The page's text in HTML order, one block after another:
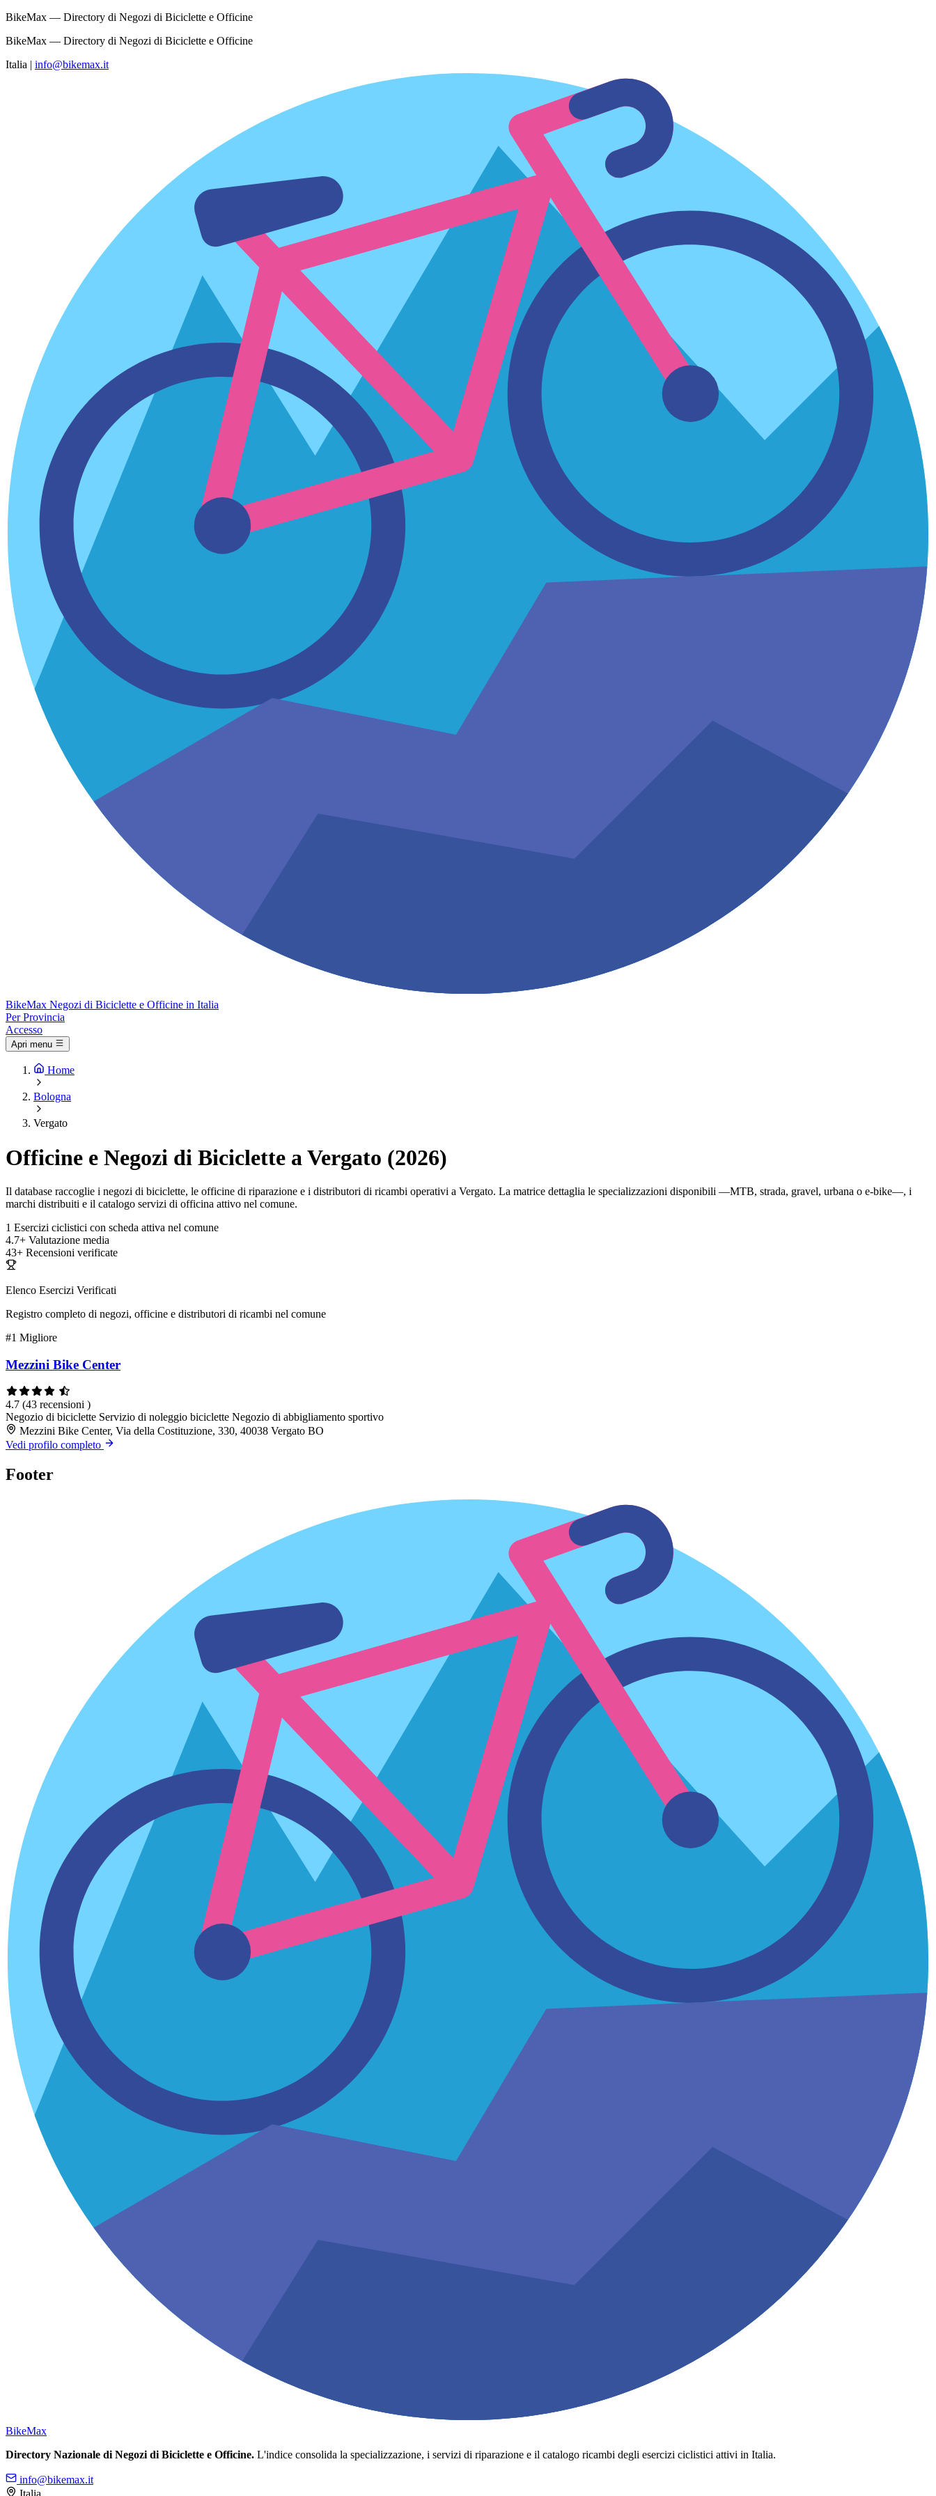
BikeMax — Directory di Negozi di Biciclette e Officine
BikeMax — Directory di Negozi di Biciclette e Officine
Italia | info@bikemax.it
BikeMax Negozi di Biciclette e Officine in Italia
Per Provincia
Accesso
Apri menu
Home
Bologna
Vergato
Officine e Negozi di Biciclette a Vergato (2026)
Il database raccoglie i negozi di biciclette, le officine di riparazione e i distributori di ricambi operativi a Vergato. La matrice dettaglia le specializzazioni disponibili —MTB, strada, gravel, urbana o e-bike—, i
marchi distribuiti e il catalogo servizi di officina attivo nel comune.
1 Esercizi ciclistici con scheda attiva nel comune
4.7+ Valutazione media
43+ Recensioni verificate
Elenco Esercizi Verificati
Registro completo di negozi, officine e distributori di ricambi nel comune
#1 Migliore
Mezzini Bike Center
4.7 (43 recensioni )
Negozio di biciclette Servizio di noleggio biciclette Negozio di abbigliamento sportivo
Mezzini Bike Center, Via della Costituzione, 330, 40038 Vergato BO
Vedi profilo completo
Footer
BikeMax
Directory Nazionale di Negozi di Biciclette e Officine. L'indice consolida la specializzazione, i servizi di riparazione e il catalogo ricambi degli esercizi ciclistici attivi in Italia.
info@bikemax.it